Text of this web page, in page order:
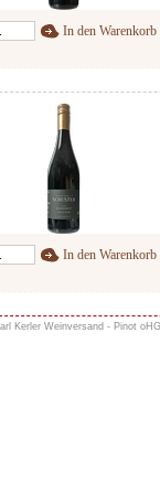
In den Warenkorb
In den Warenkorb
Kerler Weinversand - Pinot oHG